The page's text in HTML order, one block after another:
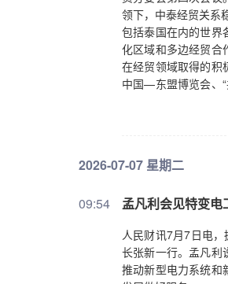
领下，中泰经贸关系
包括泰国在内的世界
化区域和多边经贸合
在经贸领域取得的积
中国—东盟博览会、
2026-07-07 星期二
09:54 孟凡利会见特变电
人民财讯7月7日电
长张新一行。孟凡利
推动新型电力系统和